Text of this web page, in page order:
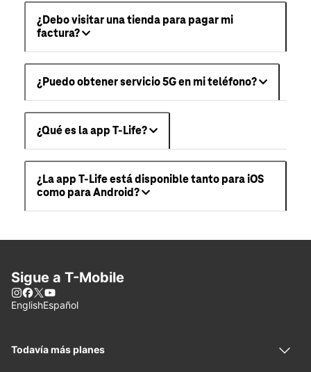
¿Debo visitar una tienda para pagar mi
factura?
¿Puedo obtener servicio 5G en mi teléfono?
¿Qué es la app T-Life?
¿La app T-Life está disponible tanto para iOS
como para Android?